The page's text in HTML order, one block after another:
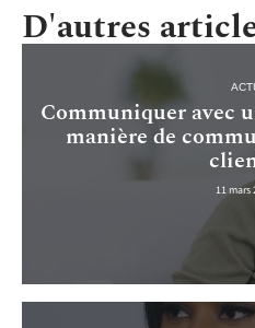
D'autres
Communiquer avec
manière de
11 mars